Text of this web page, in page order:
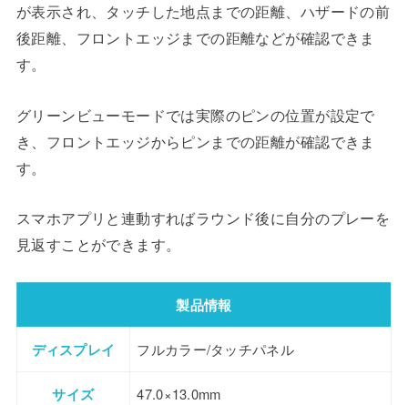
が表示され、タッチした地点までの距離、ハザードの前
後距離、フロントエッジまでの距離などが確認できま
す。
グリーンビューモードでは実際のピンの位置が設定で
き、フロントエッジからピンまでの距離が確認できま
す。
スマホアプリと連動すればラウンド後に自分のプレーを
見返すことができます。
製品情報
ディスプレイ フルカラー/タッチパネル
サイズ 47.0×13.0mm